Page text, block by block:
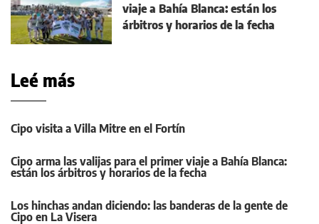
viaje a Bahía Blanca: están los
árbitros y horarios de la fecha
Leé más
Cipo visita a Villa Mitre en el Fortín
Cipo arma las valijas para el primer viaje a Bahía Blanca:
están los árbitros y horarios de la fecha
Los hinchas andan diciendo: las banderas de la gente de
Cipo en La Visera